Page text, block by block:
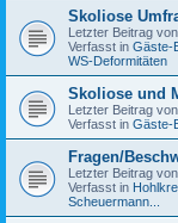
Skoliose
Letzter Beitrag von
Verfasst in Gäste-
WS-Deformitäten
Skoliose und
Letzter Beitrag von
Verfasst in Gäste-
Fragen/
Letzter Beitrag von
Verfasst in
Scheuermann...